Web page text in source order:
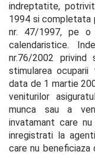
indreptatite,
1994 si completata
nr. 47/1997, pe
calendaristice.
nr.76/2002 privind
stimularea
data de 1 martie
veniturilor
munca sau a
invatamant care
inregistrati la
care nu beneficiaza